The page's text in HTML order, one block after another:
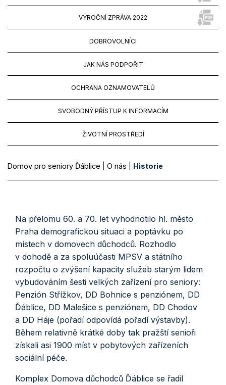
VÝROČNÍ ZPRÁVA 2022
DOBROVOLNÍCI
JAK NÁS PODPOŘIT
OCHRANA OZNAMOVATELŮ
SVOBODNÝ PŘÍSTUP K INFORMACÍM
ŽIVOTNÍ PROSTŘEDÍ
Domov pro seniory Ďáblice O nás Historie
Na přelomu 60. a 70. let vyhodnotilo hl. město
Praha demografickou situaci a poptávku po
místech v domovech důchodců. Rozhodlo
v dohodě a za spoluúčasti MPSV a státního
rozpočtu o zvýšení kapacity služeb starým lidem
vybudováním šesti velkých zařízení pro seniory:
Penzión Střížkov, DD Bohnice s penziónem, DD
Ďáblice, DD Malešice s penziónem, DD Chodov
a DD Háje (pořadí odpovídá pořadí výstavby).
Během relativně krátké doby tak pražští senioři
získali asi 1900 míst v pobytových zařízeních
sociální péče.
Komplex Domova důchodců Ďáblice se řadil